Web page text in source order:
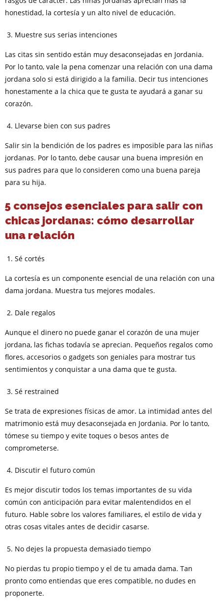
honestidad, la cortesía y un alto nivel de educación.
Muestre sus serias intenciones
Las citas sin sentido están muy desaconsejadas en Jordania.
Por lo tanto, vale la pena comenzar una relación con una dama
jordana solo si está dirigido a la familia. Decir tus intenciones
honestamente a la chica que te gusta te ayudará a ganar su
corazón.
Llevarse bien con sus padres
Salir sin la bendición de los padres es imposible para las niñas
jordanas. Por lo tanto, debe causar una buena impresión en
sus padres para que lo consideren como una buena pareja
para su hija.
5 consejos esenciales para salir con
chicas jordanas: cómo desarrollar
una relación
Sé cortés
La cortesía es un componente esencial de una relación con una
dama jordana. Muestra tus mejores modales.
Dale regalos
Aunque el dinero no puede ganar el corazón de una mujer
jordana, las fichas todavía se aprecian. Pequeños regalos como
flores, accesorios o gadgets son geniales para mostrar tus
sentimientos y conquistar a una dama que te gusta.
Sé restrained
Se trata de expresiones físicas de amor. La intimidad antes del
matrimonio está muy desaconsejada en Jordania. Por lo tanto,
tómese su tiempo y evite toques o besos antes de
comprometerse.
Discutir el futuro común
Es mejor discutir todos los temas importantes de su vida
común con anticipación para evitar malentendidos en el
futuro. Hable sobre los valores familiares, el estilo de vida y
otras cosas vitales antes de decidir casarse.
No dejes la propuesta demasiado tiempo
No pierdas tu propio tiempo y el de tu amada dama. Tan
pronto como entiendas que eres compatible, no dudes en
proponerte.